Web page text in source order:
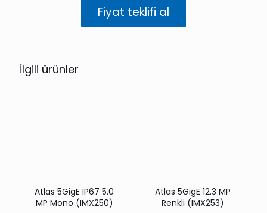
(IMX367)
adet
Fiyat teklifi al
İlgili ürünler
Atlas 5GigE IP67 5.0
MP Mono (IMX250)
Atlas 5GigE 12.3 MP
Renkli (IMX253)